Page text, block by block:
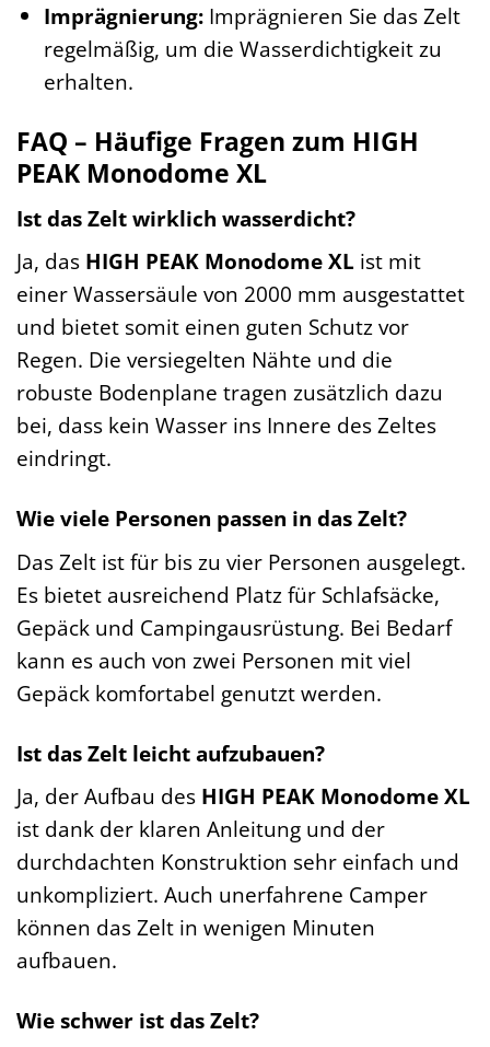
Imprägnierung:Imprägnieren Sie das Zelt
regelmäßig, um die Wasserdichtigkeit zu
erhalten.
FAQ – Häufige Fragen zum HIGH
PEAK Monodome XL
Ist das Zelt wirklich wasserdicht?
Ja, das HIGH PEAK Monodome XL ist mit
einer Wassersäule von 2000 mm ausgestattet
und bietet somit einen guten Schutz vor
Regen. Die versiegelten Nähte und die
robuste Bodenplane tragen zusätzlich dazu
bei, dass kein Wasser ins Innere des Zeltes
eindringt.
Wie viele Personen passen in das Zelt?
Das Zelt ist für bis zu vier Personen ausgelegt.
Es bietet ausreichend Platz für Schlafsäcke,
Gepäck und Campingausrüstung. Bei Bedarf
kann es auch von zwei Personen mit viel
Gepäck komfortabel genutzt werden.
Ist das Zelt leicht aufzubauen?
Ja, der Aufbau des HIGH PEAK Monodome XL
ist dank der klaren Anleitung und der
durchdachten Konstruktion sehr einfach und
unkompliziert. Auch unerfahrene Camper
können das Zelt in wenigen Minuten
aufbauen.
Wie schwer ist das Zelt?